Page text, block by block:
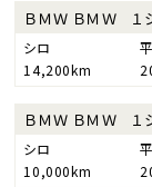
ＢＭＷ ＢＭＷ １シ
シロ
14,200km
ＢＭＷ ＢＭＷ １
シロ
10,000km